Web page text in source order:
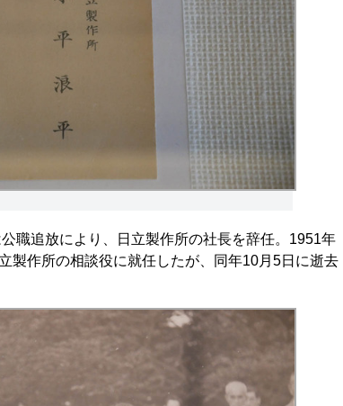
職追放により、日立製作所の社長を辞任。1951年
製作所の相談役に就任したが、同年10月5日に逝去